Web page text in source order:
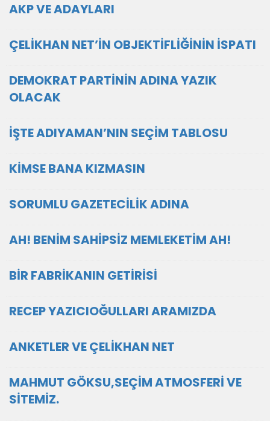
AKP VE ADAYLARI
ÇELİKHAN NET’İN OBJEKTİFLİĞİNİN İSPATI
DEMOKRAT PARTİNİN ADINA YAZIK
OLACAK
İŞTE ADIYAMAN’NIN SEÇİM TABLOSU
KİMSE BANA KIZMASIN
SORUMLU GAZETECİLİK ADINA
AH! BENİM SAHİPSİZ MEMLEKETİM AH!
BİR FABRİKANIN GETİRİSİ
RECEP YAZICIOĞULLARI ARAMIZDA
ANKETLER VE ÇELİKHAN NET
MAHMUT GÖKSU,SEÇİM ATMOSFERİ VE
SİTEMİZ.